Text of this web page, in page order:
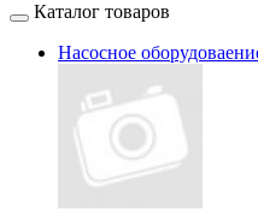
Каталог товаров
Насосное